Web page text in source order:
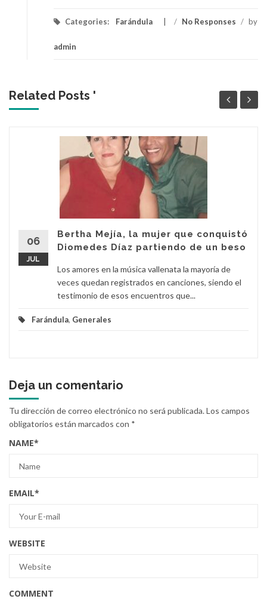
Categories: Farándula / No Responses / by
admin
Related Posts '
06
JUL
Bertha Mejía, la mujer que conquistó
Diomedes Díaz partiendo de un beso
Los amores en la música vallenata la mayoría de
veces quedan registrados en canciones, siendo el
testimonio de esos encuentros que...
Farándula, Generales
Deja un comentario
Tu dirección de correo electrónico no será publicada.Los campos
obligatorios están marcados con *
NAME*
EMAIL*
WEBSITE
COMMENT